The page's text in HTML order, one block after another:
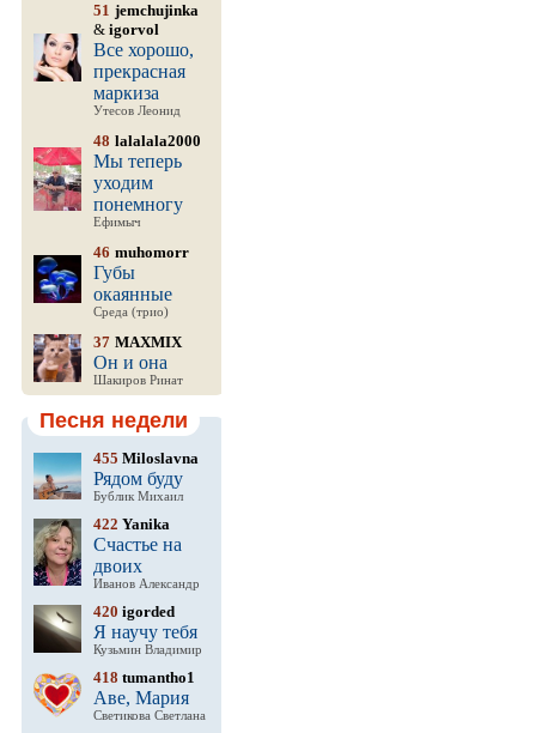
51 jemchujinka
& igorvol
Все хорошо,
прекрасная
маркиза
Утесов Леонид
48 lalalala2000
Мы теперь
уходим
понемногу
Ефимыч
46 muhomorr
Губы
окаянные
Среда (трио)
37 MAXMIX
Он и она
Шакиров Ринат
Песня недели
455 Miloslavna
Рядом буду
Бублик Михаил
422 Yanika
Счастье на
двоих
Иванов Александр
420 igorded
Я научу тебя
Кузьмин Владимир
418 tumantho1
Аве, Мария
Светикова Светлана